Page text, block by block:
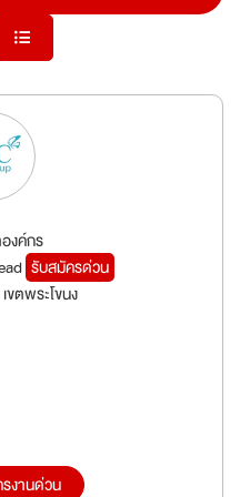
งค์กร
รับสมัครด่วน
ขตพระโขนง
งานด่วน